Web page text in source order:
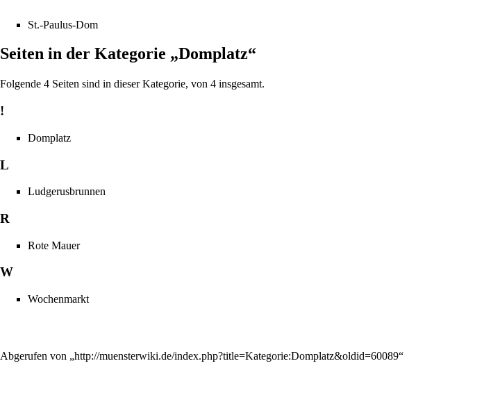
St.-Paulus-Dom
Seiten in der Kategorie „Domplatz“
Folgende 4 Seiten sind in dieser Kategorie, von 4 insgesamt.
!
Domplatz
L
Ludgerusbrunnen
R
Rote Mauer
W
Wochenmarkt
Abgerufen von „http://muensterwiki.de/index.php?title=Kategorie:Domplatz&oldid=60089“